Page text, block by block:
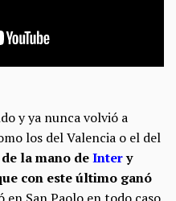
y ya nunca volvió a
los del Valencia o el del
la mano deIntery
con este último ganó